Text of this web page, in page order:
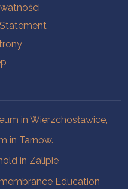
in Wierzchosławice,
in Tarnow.
in Zalipie
Education